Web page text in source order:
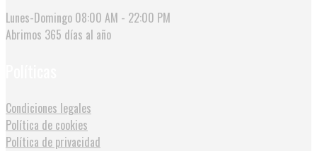
Lunes-Domingo 08:00 AM - 22:00 PM
Abrimos 365 días al año
Condiciones legales
Política de cookies
Política de privacidad